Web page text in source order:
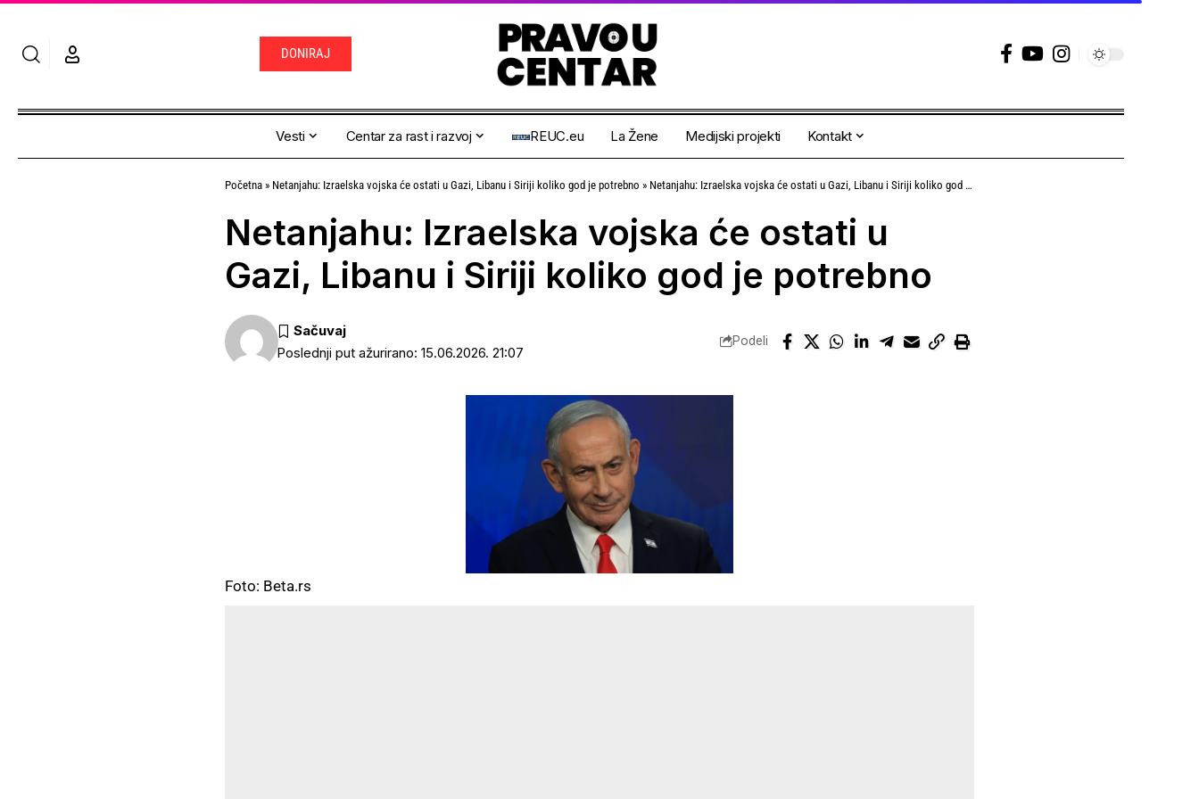
DONIRAJ
Vesti Centar za rast i razvoj REUC.eu La Žene Medijski projekti Kontakt
Početna » Netanjahu: Izraelska vojska će ostati u Gazi, Libanu i Siriji koliko god je potrebno » Netanjahu: Izraelska vojska će ostati u Gazi, Libanu i Siriji koliko god je potrebno
Netanjahu: Izraelska vojska će ostati u
Gazi, Libanu i Siriji koliko god je potrebno
Poslednji put ažurirano: 15.06.2026. 21:07
Podeli
Foto: Beta.rs